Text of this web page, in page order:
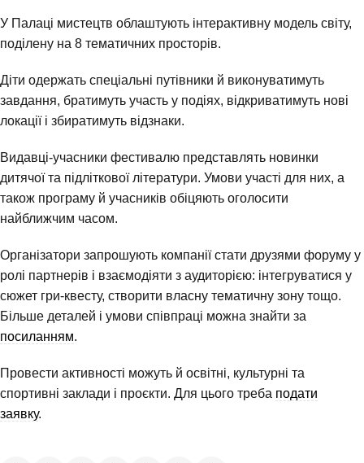
У Палаці мистецтв облаштують інтерактивну модель світу,
поділену на 8 тематичних просторів.
Діти одержать спеціальні путівники й виконуватимуть
завдання, братимуть участь у подіях, відкриватимуть нові
локації і збиратимуть відзнаки.
Видавці-учасники фестивалю представлять новинки
дитячої та підліткової літератури. Умови участі для них, а
також програму й учасників обіцяють оголосити
найближчим часом.
Організатори запрошують компанії стати друзями форуму у
ролі партнерів і взаємодіяти з аудиторією: інтегруватися у
сюжет гри-квесту, створити власну тематичну зону тощо.
Більше деталей і умови співпраці можна знайти за
посиланням.
Провести активності можуть й освітні, культурні та
спортивні заклади і проєкти. Для цього треба подати
заявку.